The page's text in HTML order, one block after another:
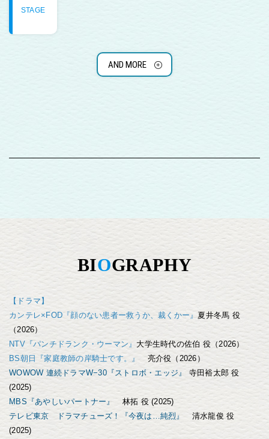
STAGE
AND MORE
BIOGRAPHY
【ドラマ】
カンテレ×FOD『顔のない患者ー救うか、裁くかー』夏井冬馬 役
（2026）
NTV『パンチドランク・ウーマン』大学生時代の佐伯 役（2026）
BS朝日『家庭教師の岸騎士です。』
亮介役（2026）
WOWOW 連続ドラマW−30『ストロボ・エッジ』
寺田裕太郎 役
(2025)
MBS『あやしいパートナー』
林拓 役 (2025)
テレビ東京 ドラマチューズ！『今夜は…純烈』
清水龍俊 役
(2025)